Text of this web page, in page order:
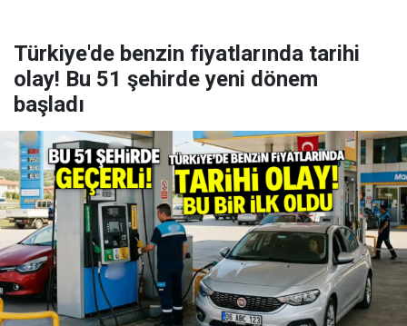
Türkiye'de benzin fiyatlarında tarihi
olay! Bu 51 şehirde yeni dönem
başladı